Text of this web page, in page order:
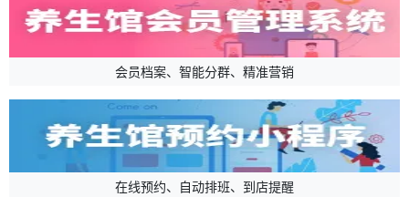
会员档案、智能分群、精准营销
在线预约、自动排班、到店提醒